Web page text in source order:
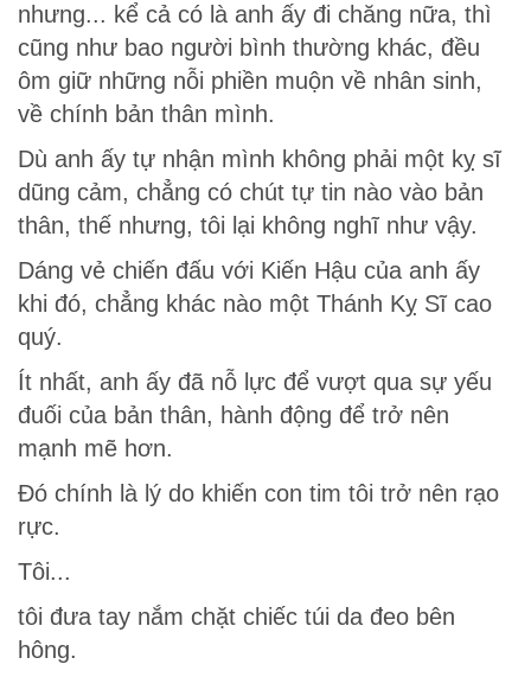
nhưng... kể cả có là anh ấy đi chăng nữa, thì
cũng như bao người bình thường khác, đều
ôm giữ những nỗi phiền muộn về nhân sinh,
về chính bản thân mình.
Dù anh ấy tự nhận mình không phải một kỵ sĩ
dũng cảm, chẳng có chút tự tin nào vào bản
thân, thế nhưng, tôi lại không nghĩ như vậy.
Dáng vẻ chiến đấu với Kiến Hậu của anh ấy
khi đó, chẳng khác nào một Thánh Kỵ Sĩ cao
quý.
Ít nhất, anh ấy đã nỗ lực để vượt qua sự yếu
đuối của bản thân, hành động để trở nên
mạnh mẽ hơn.
Đó chính là lý do khiến con tim tôi trở nên rạo
rực.
Tôi...
tôi đưa tay nắm chặt chiếc túi da đeo bên
hông.